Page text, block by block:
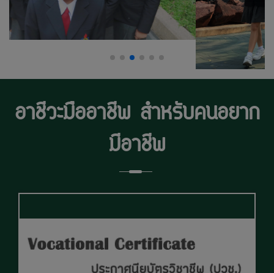
อาชีวะมืออาชีพสำหรับคนอยาก
มีอาชีพ